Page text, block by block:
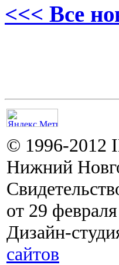
<<< Все
© 1996-2012
Нижний
от 29
Дизайн-
сайтов